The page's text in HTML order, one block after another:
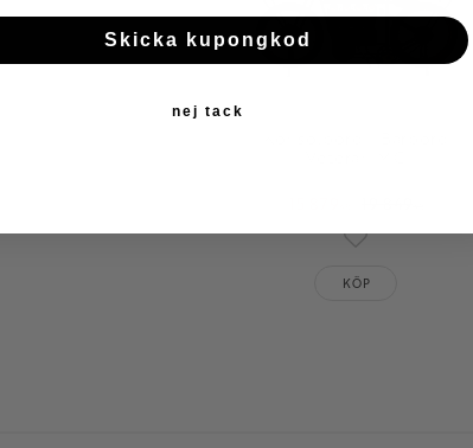
Lägg till i
KÖP
Skicka kupongkod
nej tack